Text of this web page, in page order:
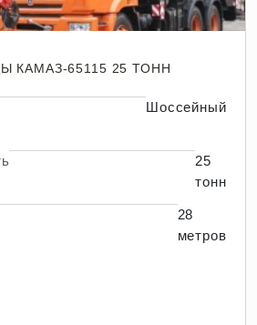
КАМАЗ-65115 25 ТОНН
Шоссейный
25
тонн
28
метров